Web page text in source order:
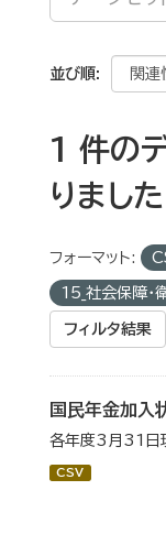
並び順
1 件の
りました
フォーマット:
15_社会保障・
フィルタ結果
国民年金加入
各年度3月31日
CSV